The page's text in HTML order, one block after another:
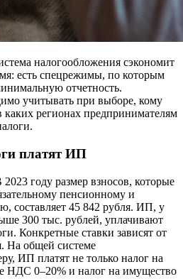
налогообложения сэкономит
есть спецрежимы, по которым
отчетность.
учитывать при выборе, кому
регионах предпринимателям
платят ИП
году размер взносов, которые
пенсионному и
составляет 45 842 рубля. ИП, у
300 тыс. рублей, уплачивают
Конкретные ставки зависят от
На общей системе
ИП платят не только налог на
НДС 0–20% и налог на имущество